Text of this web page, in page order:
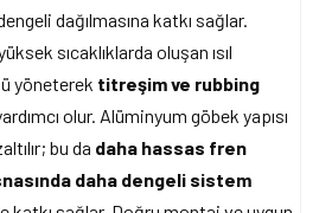
dağılmasına katkı sağlar.
sıcaklıklarda oluşan ısıl
yöneterek titreşim ve rubbing
olur. Alüminyum göbek yapısı
bu da daha hassas fren
daha dengeli sistem